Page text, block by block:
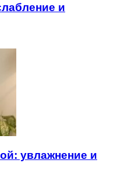
и
увлажнение и